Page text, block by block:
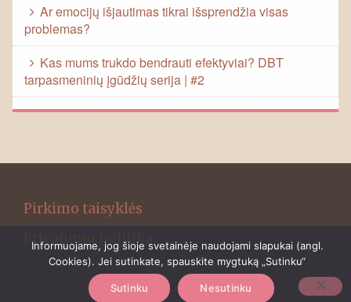
Ar emocijų išjautimas tikrai išsprendžia visas
problemas?
Kas mums trukdo bendrauti efektyviai? DBT
tarpasmeninių įgūdžių serija | #2
Pirkimo taisyklės
Privatumo politika
Informuojame, jog šioje svetainėje naudojami slapukai (angl.
Cookies). Jei sutinkate, spauskite mygtuką „Sutinku“
Sutinku Nesutinku